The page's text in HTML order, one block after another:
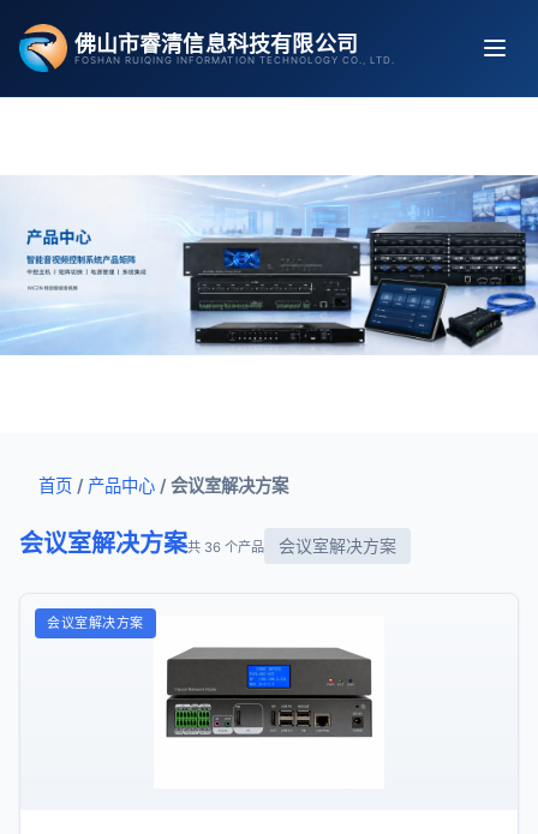
容
佛山市睿清信息科技有限公司
FOSHAN RUIQING INFORMATION TECHNOLOGY CO., LTD.
首页 / 产品中心 / 会议室解决方案
会议室解决方案共 36 个产品 会议室解决方案
会议室解决方案